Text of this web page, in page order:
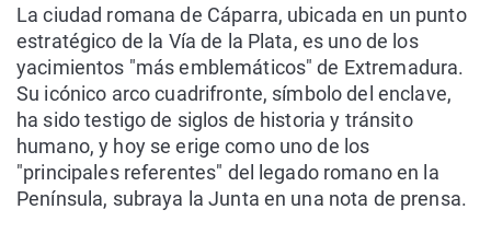
La ciudad romana de Cáparra, ubicada en un punto
estratégico de la Vía de la Plata, es uno de los
yacimientos "más emblemáticos" de Extremadura.
Su icónico arco cuadrifronte, símbolo del enclave,
ha sido testigo de siglos de historia y tránsito
humano, y hoy se erige como uno de los
"principales referentes" del legado romano en la
Península, subraya la Junta en una nota de prensa.